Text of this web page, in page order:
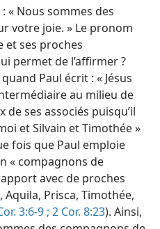
« Nous sommes des
votre joie. » Le pronom
et ses proches
permet de l’affirmer ?
Paul écrit : « Jésus
au milieu de
ses associés puisqu’il
et Silvain et Timothée »
fois que Paul emploie
« compagnons de
avec de proches
Prisca, Timothée,
3:6-9 ; 2 Cor. 8:23). Ainsi,